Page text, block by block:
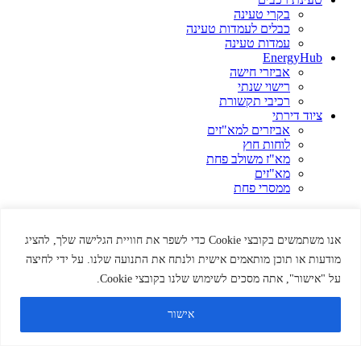
אנו משתמשים בקובצי Cookie כדי לשפר את חוויית הגלישה שלך, להציג
מודעות או תוכן מותאמים אישית ולנתח את התנועה שלנו. על ידי לחיצה
על "אישור", אתה מסכים לשימוש שלנו בקובצי Cookie.
אישור
בקרי טעינה
כבלים לעמדות טעינה
עמדות טעינה
EnergyHub
אביזרי חישה
רישוי שנתי
רכיבי תקשורת
ציוד דירתי
אביזרים למא"זים
לוחות חוץ
מא"ז משולב פחת
מא"זים
ממסרי פחת
קטלוגים
מידע מקצועי
עגלת קניות
סגור
סגור